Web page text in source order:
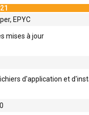
EPYC
mises à jour
d'application et